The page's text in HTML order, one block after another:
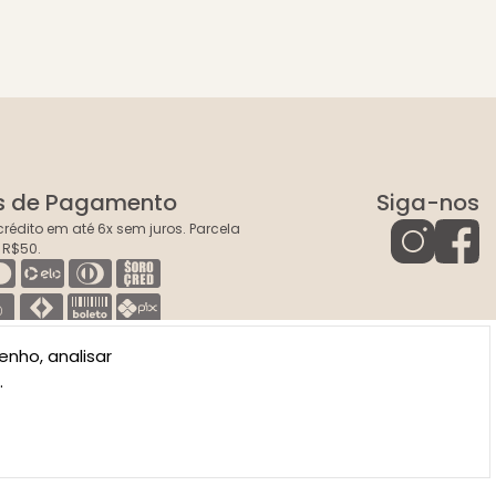
de Pagamento
em até 6x sem juros. Parcela
Siga-nos
analisar